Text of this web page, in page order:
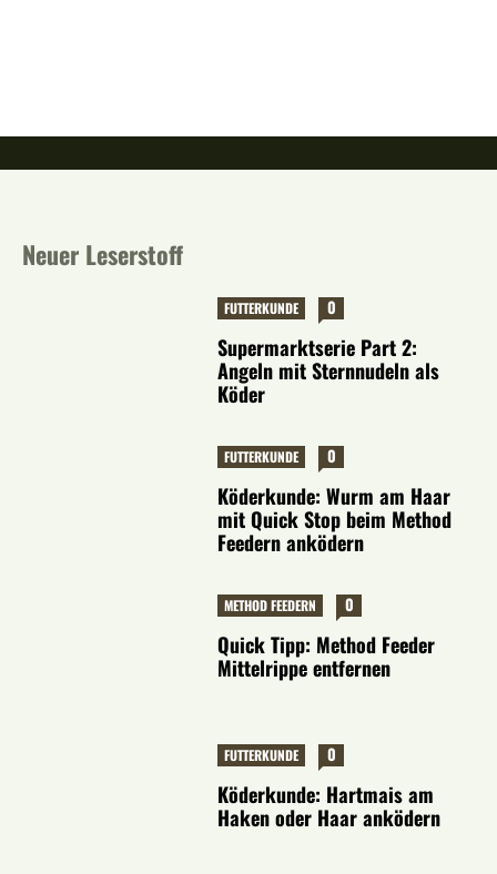
Neuer Leserstoff
FUTTERKUNDE 0
Supermarktserie Part 2:
Angeln mit Sternnudeln als
Köder
FUTTERKUNDE 0
Köderkunde: Wurm am Haar
mit Quick Stop beim Method
Feedern anködern
METHOD FEEDERN 0
Quick Tipp: Method Feeder
Mittelrippe entfernen
FUTTERKUNDE 0
Köderkunde: Hartmais am
Haken oder Haar anködern